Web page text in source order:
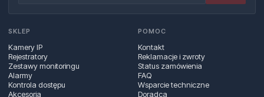
SKLEP
Kamery IP
Rejestratory
Zestawy monitoringu
Alarmy
Kontrola dostępu
Akcesoria
POMOC
Kontakt
Reklamacje i zwroty
Status zamówienia
FAQ
Wsparcie techniczne
Doradca